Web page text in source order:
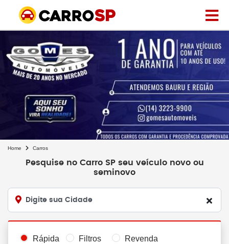
Home Carros
Pesquise no Carro SP seu veículo novo ou
seminovo
Digite sua Cidade
Rápida Filtros Revenda